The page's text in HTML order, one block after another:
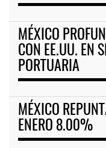
MÉXICO
CON EE.UU. EN
PORTUARIA
MÉXICO
ENERO 8.00%